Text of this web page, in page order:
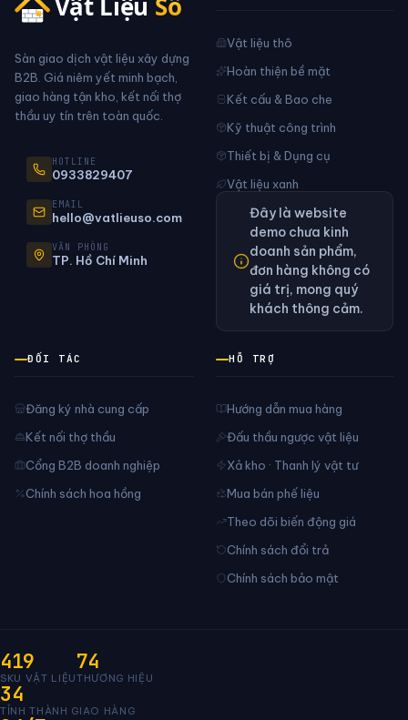
Sàn giao dịch vật liệu xây dựng
B2B. Giá niêm yết minh bạch,
giao hàng tận kho, kết nối thợ
thầu uy tín trên toàn quốc.
HOTLINE
0933829407
EMAIL
hello@vatlieuso.com
VĂN PHÒNG
TP. Hồ Chí Minh
Vật liệu thô
Hoàn thiện bề mặt
Kết cấu & Bao che
Kỹ thuật công trình
Thiết bị & Dụng cụ
Vật liệu xanh
ĐỐI TÁC
Đăng ký nhà cung cấp
Kết nối thợ thầu
Cổng B2B doanh nghiệp
Chính sách hoa hồng
HỖ TRỢ
Hướng dẫn mua hàng
Đấu thầu ngược vật liệu
Xả kho · Thanh lý vật tư
Mua bán phế liệu
Theo dõi biến động giá
Chính sách đổi trả
Chính sách bảo mật
Đây là website
demo chưa kinh
doanh sản phẩm,
đơn hàng không có
giá trị, mong quý
khách thông cảm.
419
SKU VẬT LIỆU
74
THƯƠNG HIỆU
34
TỈNH THÀNH GIAO HÀNG